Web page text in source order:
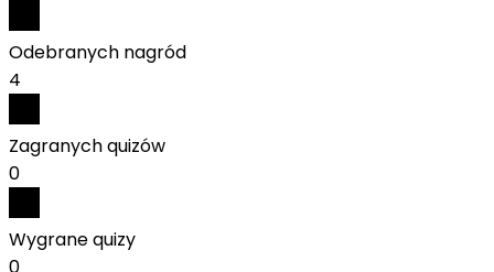
Odebranych nagród
4
Zagranych quizów
0
Wygrane quizy